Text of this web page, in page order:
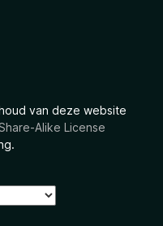
van deze website
Alike License